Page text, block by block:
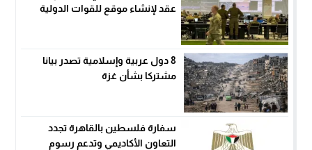
عقد لإنشاء موقع للقوات الدولية
8 دول عربية وإسلامية تصدر بيانا
مشتركا بشأن غزة
سفارة فلسطين بالقاهرة تجدد
التعاون الأكاديمي وتدعم رسوم